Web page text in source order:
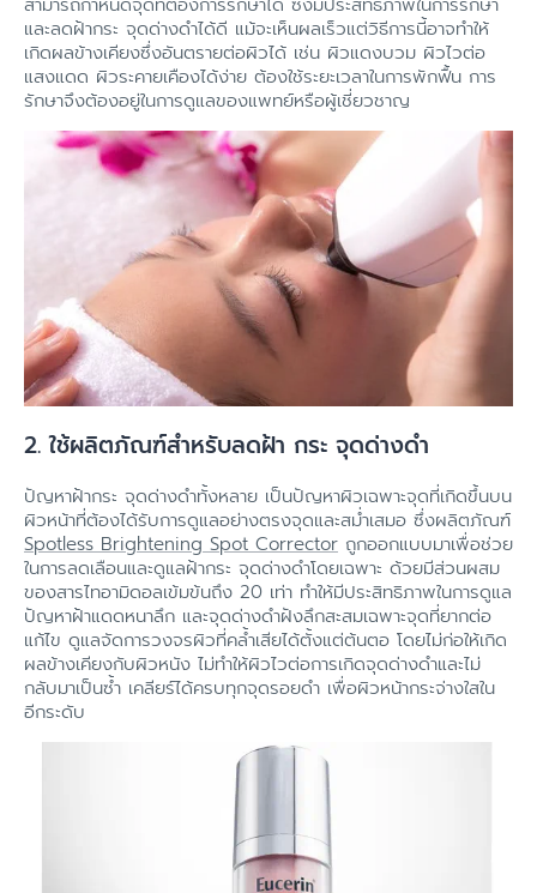
และลดฝ้ากระ จุดด่างดำได้ดี แม้จะเห็นผลเร็วแต่วิธีการนี้อาจทำให้
เกิดผลข้างเคียงซึ่งอันตรายต่อผิวได้ เช่น ผิวแดงบวม ผิวไวต่อ
แสงแดด ผิวระคายเคืองได้ง่าย ต้องใช้ระยะเวลาในการพักฟื้น การ
รักษาจึงต้องอยู่ในการดูแลของแพทย์หรือผู้เชี่ยวชาญ
2. ใช้ผลิตภัณฑ์สำหรับลดฝ้า กระ จุดด่างดำ
ปัญหาฝ้ากระ จุดด่างดําทั้งหลาย เป็นปัญหาผิวเฉพาะจุดที่เกิดขึ้นบน
ผิวหน้าที่ต้องได้รับการดูแลอย่างตรงจุดและสม่ำเสมอ ซึ่งผลิตภัณฑ์
Spotless Brightening Spot Corrector ถูกออกแบบมาเพื่อช่วย
ในการลดเลือนและดูแลฝ้ากระ จุดด่างดำโดยเฉพาะ ด้วยมีส่วนผสม
ของสารไทอามิดอลเข้มข้นถึง 20 เท่า ทำให้มีประสิทธิภาพในการดูแล
ปัญหาฝ้าแดดหนาลึก และจุดด่างดำฝังลึกสะสมเฉพาะจุดที่ยากต่อ
แก้ไข ดูแลจัดการวงจรผิวที่คล้ำเสียได้ตั้งแต่ต้นตอ โดยไม่ก่อให้เกิด
ผลข้างเคียงกับผิวหนัง ไม่ทำให้ผิวไวต่อการเกิดจุดด่างดำและไม่
กลับมาเป็นซ้ำ เคลียร์ได้ครบทุกจุดรอยดำ เพื่อผิวหน้ากระจ่างใสใน
อีกระดับ